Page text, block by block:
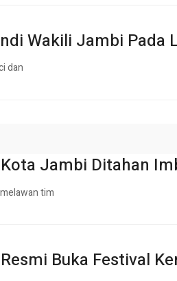
Wakili Jambi Pada
dan
Jambi Ditahan
tim
Buka Festival